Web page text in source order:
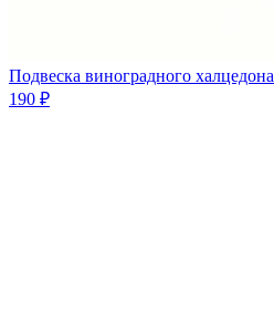
Подвеска виноградного халцедона
190 ₽